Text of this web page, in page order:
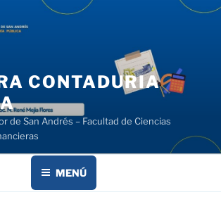
CONTADURIA
de San Andrés – Facultad de Ciencias
MENÚ